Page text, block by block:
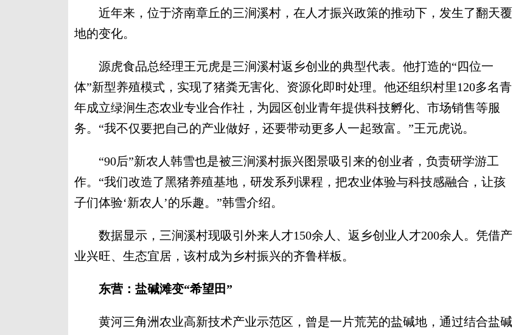
近年来，位于济南章丘的三涧溪村，在人才振兴政策的推动下，发生了翻天覆
地的变化。
源虎食品总经理王元虎是三涧溪村返乡创业的典型代表。他打造的“四位一
体”新型养殖模式，实现了猪粪无害化、资源化即时处理。他还组织村里120多名青
年成立绿涧生态农业专业合作社，为园区创业青年提供科技孵化、市场销售等服
务。“我不仅要把自己的产业做好，还要带动更多人一起致富。”王元虎说。
“90后”新农人韩雪也是被三涧溪村振兴图景吸引来的创业者，负责研学游工
作。“我们改造了黑猪养殖基地，研发系列课程，把农业体验与科技感融合，让孩
子们体验‘新农人’的乐趣。”韩雪介绍。
数据显示，三涧溪村现吸引外来人才150余人、返乡创业人才200余人。凭借产
业兴旺、生态宜居，该村成为乡村振兴的齐鲁样板。
东营：盐碱滩变“希望田”
黄河三角洲农业高新技术产业示范区，曾是一片荒芜的盐碱地，通过结合盐碱